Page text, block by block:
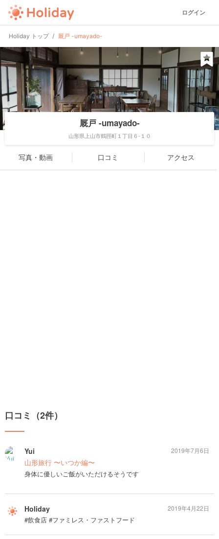
ログイン
Holiday トップ 厩戸 -umayado-
厩戸 -umayado-
山形県上山市鶴脛町１丁目６-１０
写真・動画 口コミ アクセス
口コミ（2件）
Yui
山形旅行 〜いつか編〜
身体に優しいご飯がいただけるそうです
2019年7月6日
Holiday
#飲食店 #ファミレス・ファストフード
2019年4月22日